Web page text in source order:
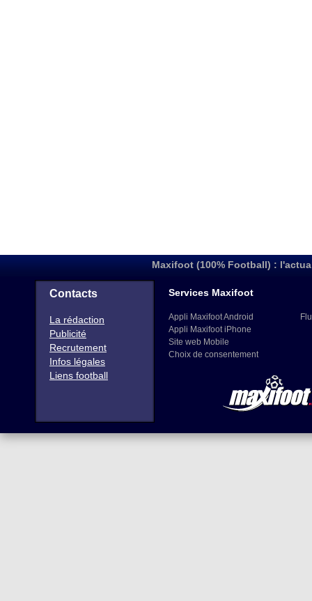
Maxifoot (100% Football) :
Contacts
La rédaction
Publicité
Recrutement
Infos légales
Liens football
Services Maxifoot
Appli Maxifoot Android
Appli Maxifoot iPhone
Site web Mobile
Choix de consentement